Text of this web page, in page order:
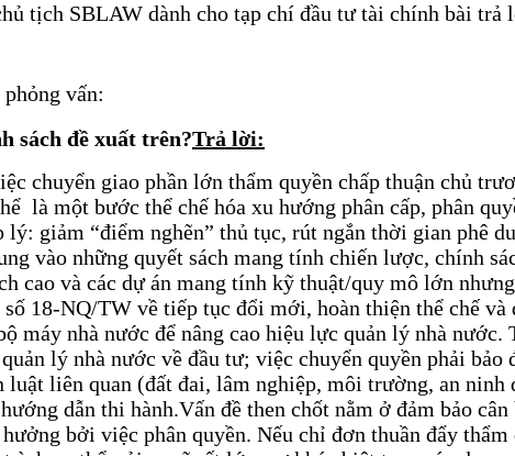
tịch SBLAW dành cho tạp chí đầu tư tài chính bài trả
vấn:
sách đề xuất trên?Trả lời:
chuyển giao phần lớn thẩm quyền chấp thuận chủ
là một bước thể chế hóa xu hướng phân cấp, phân
lý: giảm “điểm nghẽn” thủ tục, rút ngắn thời gian phê
vào những quyết sách mang tính chiến lược, chính
cao và các dự án mang tính kỹ thuật/quy mô lớn
18-NQ/TW về tiếp tục đổi mới, hoàn thiện thể chế
máy nhà nước để nâng cao hiệu lực quản lý nhà
lý nhà nước về đầu tư; việc chuyển quyền phải
luật liên quan (đất đai, lâm nghiệp, môi trường, an
dẫn thi hành.Vấn đề then chốt nằm ở đảm bảo
bởi việc phân quyền. Nếu chỉ đơn thuần đẩy